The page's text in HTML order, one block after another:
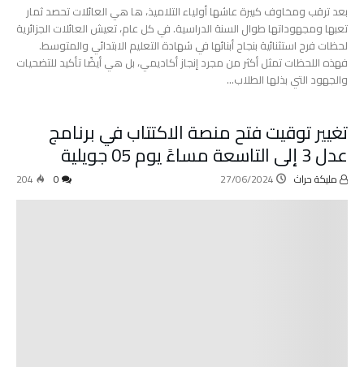
بعد ترقب ومخاوف كبيرة عاشها أولياء التلاميذ، ها هي العائلات تحصد ثمار
تعبها ومجهوداتها طوال السنة الدراسية. في كل عام، تعيش العائلات الجزائرية
لحظات فرح استثنائية بنجاح أبنائها في شهادة التعليم الابتدائي والمتوسط.
فهذه اللحظات تمثل أكثر من مجرد إنجاز أكاديمي، بل هي أيضًا تأكيد للتضحيات
والجهود التي بذلها الطلاب…
تغيير توقيت فتح منصة الاكتتاب في برنامج
عدل 3 إلى التاسعة مساءً يوم 05 جويلية
مليكة حراث 27/06/2024
204